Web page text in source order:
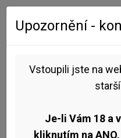
Úvod
Upozornění -
Vstoupili jste na
Je-li Vám 18 a
kliknutím na